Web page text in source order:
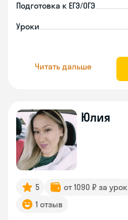
Подготовка к ЕГЭ/ОГЭ
Уроки
Читать дальше
Юлия
5 от 1090 ₽ за урок
1 отзыв